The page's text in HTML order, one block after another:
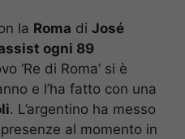
la Roma di José
ogni 89
‘Re di Roma’ si è
e l’ha fatto con una
. L’argentino ha messo
al momento in